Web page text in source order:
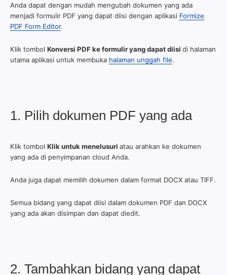
Anda dapat dengan mudah mengubah dokumen yang ada
menjadi formulir PDF yang dapat diisi dengan aplikasi Formize
PDF Form Editor.
Klik tombol Konversi PDF ke formulir yang dapat diisi di halaman
utama aplikasi untuk membuka halaman unggah file.
1. Pilih dokumen PDF yang ada
Klik tombol Klik untuk menelusuri atau arahkan ke dokumen
yang ada di penyimpanan cloud Anda.
Anda juga dapat memilih dokumen dalam format DOCX atau TIFF.
Semua bidang yang dapat diisi dalam dokumen PDF dan DOCX
yang ada akan disimpan dan dapat diedit.
2. Tambahkan bidang yang dapat